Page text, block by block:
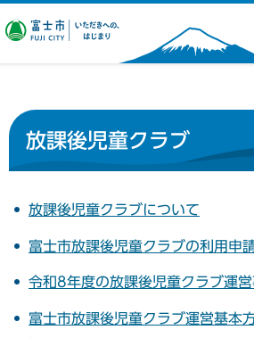
富士市 いただ
放課後児童クラブ
放課後児童クラブについて
富士市放課後児童クラブの利用申
令和8年度の放課後児童クラブ運
富士市放課後児童クラブ運営基本